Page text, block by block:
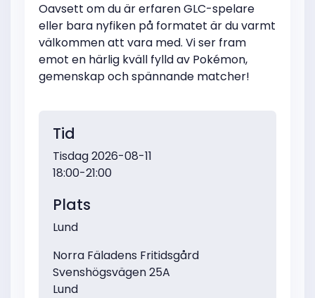
Oavsett om du är erfaren GLC-spelare
eller bara nyfiken på formatet är du varmt
välkommen att vara med. Vi ser fram
emot en härlig kväll fylld av Pokémon,
gemenskap och spännande matcher!
Tid
Tisdag 2026-08-11
18:00-21:00
Plats
Lund
Norra Fäladens Fritidsgård
Svenshögsvägen 25A
Lund